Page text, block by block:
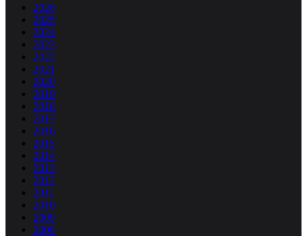
2026
2025
2024
2023
2022
2021
2020
2019
2018
2017
2016
2015
2014
2013
2012
2011
2010
2009
2008